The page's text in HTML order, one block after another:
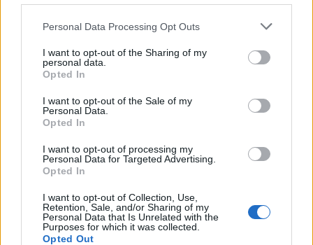
Please note that this website/app uses one or more Google
not limited to your visit or usage behaviour. You may click to
grant or deny consent to Google and its third-party tags to
use your data for below specified purposes in below Google
consent section.
Personal Data Processing Opt Outs
I want to opt-out of the Sharing of my
personal data.
Opted In
I want to opt-out of the Sale of my
Personal Data.
Opted In
I want to opt-out of processing my
Personal Data for Targeted Advertising.
Opted In
I want to opt-out of Collection, Use,
Retention, Sale, and/or Sharing of my
Personal Data that Is Unrelated with the
Purposes for which it was collected.
Opted Out
AiAdhubMedia